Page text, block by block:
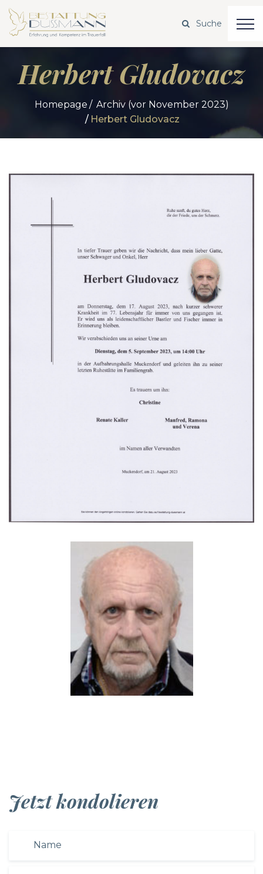
Herbert Gludovacz
Homepage
Archiv (vor November 2023)
Herbert Gludovacz
Jetzt kondolieren